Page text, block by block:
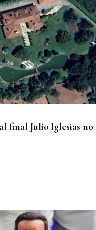
final Julio Iglesias no